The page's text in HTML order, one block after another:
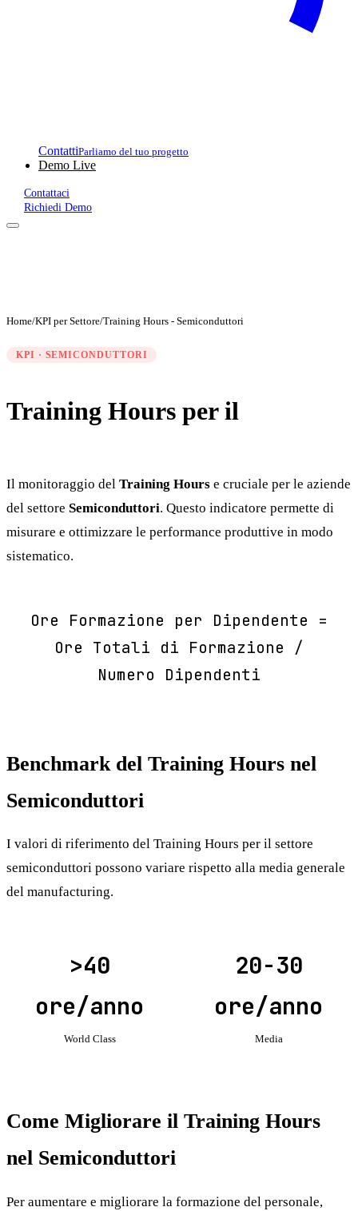
ContattiParliamo del tuo progetto
Demo Live
Contattaci
Richiedi Demo
Home/KPI per Settore/Training Hours - Semiconduttori
KPI · SEMICONDUTTORI
Training Hours per il
Il monitoraggio del Training Hours e cruciale per le aziende
del settore Semiconduttori. Questo indicatore permette di
misurare e ottimizzare le performance produttive in modo
sistematico.
Ore Formazione per Dipendente =
Ore Totali di Formazione /
Numero Dipendenti
Benchmark del Training Hours nel
Semiconduttori
I valori di riferimento del Training Hours per il settore
semiconduttori possono variare rispetto alla media generale
del manufacturing.
>40
ore/anno
World Class
20-30
ore/anno
Media
Come Migliorare il Training Hours
nel Semiconduttori
Per aumentare e migliorare la formazione del personale,